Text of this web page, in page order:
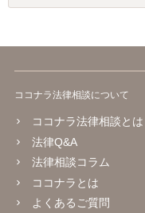
ココナラ法律相談について
ココナラ法律相談とは
法律Q&A
法律相談コラム
ココナラとは
よくあるご質問